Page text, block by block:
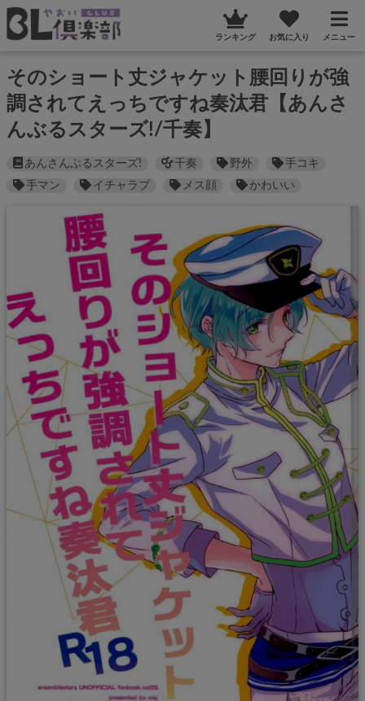
ランキング お気に入り メニュー
そのショート丈ジャケット腰回りが強
調されてえっちですね奏汰君【あんさ
んぶるスターズ!/千奏】
あんさんぶるスターズ! 千奏 野外
手コキ
手マン
イチャラブ メス顔 かわいい